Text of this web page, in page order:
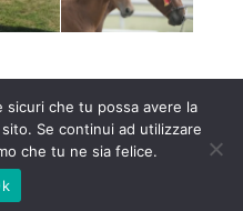
| Sviluppato da
sicuri che tu possa avere la
Se continui ad utilizzare
che tu ne sia felice.